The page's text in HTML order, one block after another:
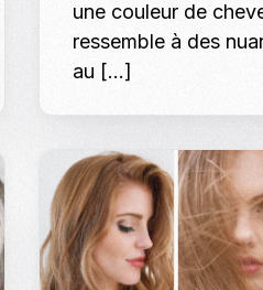
une couleur de
ressemble à des
au […]